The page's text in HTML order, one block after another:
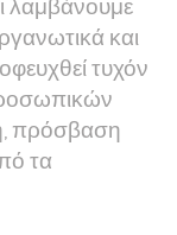
και
τυχόν
πρόσβαση
τα